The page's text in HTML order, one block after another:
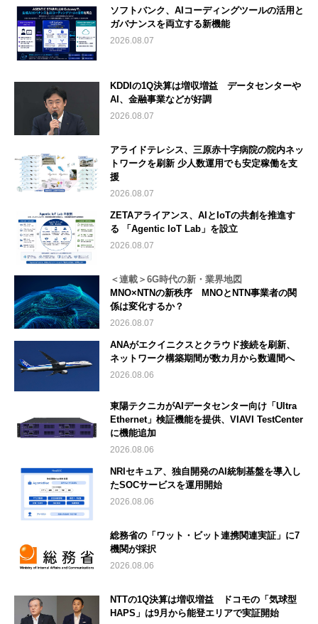
ソフトバンク、AIコーディングツールの活用と
ガバナンスを両立する新機能
2026.08.07
KDDIの1Q決算は増収増益 データセンターや
AI、金融事業などが好調
2026.08.07
アライドテレシス、三原赤十字病院の院内ネッ
トワークを刷新 少人数運用でも安定稼働を支
援
2026.08.07
ZETAアライアンス、AIとIoTの共創を推進す
る 「Agentic IoT Lab」を設立
2026.08.07
＜連載＞6G時代の新・業界地図
MNO×NTNの新秩序 MNOとNTN事業者の関
係は変化するか？
2026.08.07
ANAがエクイニクスとクラウド接続を刷新、
ネットワーク構築期間が数カ月から数週間へ
2026.08.06
東陽テクニカがAIデータセンター向け「Ultra
Ethernet」検証機能を提供、VIAVI TestCenter
に機能追加
2026.08.06
NRIセキュア、独自開発のAI統制基盤を導入し
たSOCサービスを運用開始
2026.08.06
総務省の「ワット・ビット連携関連実証」に7
機関が採択
2026.08.06
NTTの1Q決算は増収増益 ドコモの「気球型
HAPS」は9月から能登エリアで実証開始